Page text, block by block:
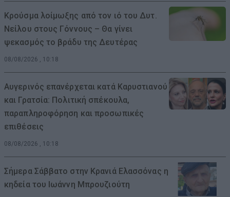
Κρούσμα λοίμωξης από τον ιό του Δυτ.
Νείλου στους Γόννους – Θα γίνει
ψεκασμός το βράδυ της Δευτέρας
08/08/2026 , 10:18
Αυγερινός επανέρχεται κατά Καρυστιανού
και Γρατσία: Πολιτική σπέκουλα,
παραπληροφόρηση και προσωπικές
επιθέσεις
08/08/2026 , 10:18
Σήμερα Σάββατο στην Κρανιά Ελασσόνας η
κηδεία του Ιωάννη Μπρουζιούτη